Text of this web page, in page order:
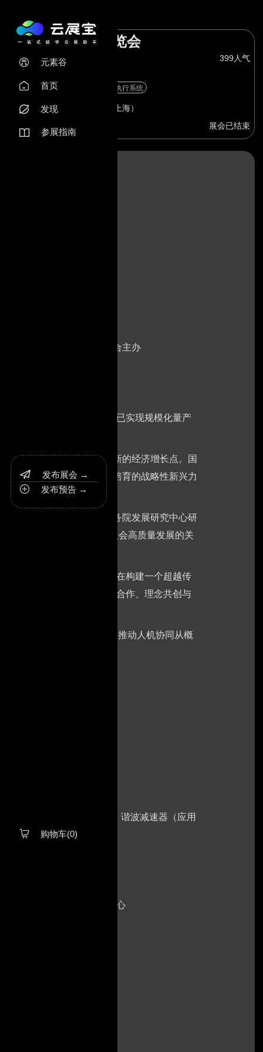
 元素谷
 首页
 发现
 参展指南
 发布展会 →
 发布预告 →
 购物车(0)
具身智能产业博览会
399人气
机器人 无人机 执行系统
上海上海市国家会展中心（上海）
展会已结束
际展览(集团)有限公司联合主办
额订单，国产人形机器人已实现规模化量产
业，推动具身智能等成为新的经济增长点。国
智能已成为国家层面重点培育的战略性新兴力
的年增速跨越式发展。国务院发展研究中心研
刻变革，更是推动经济社会高质量发展的关
际展会平台，CIEI2026旨在构建一个超越传
与顶尖企业，更深耕于商务合作、理念共创与
用，形成闭环。我们全力推动人机协同从概
速机（应用于旋转关节）、谐波减速器（应用
区、具身智能人才培育中心